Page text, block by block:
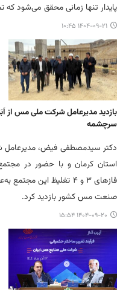
پایدار تنها زمانی محقق می‌شود
۱۴۰۴-۰۹-۲۱ ۱۰:۴۵
سرچشمه
دکتر سیدمصطفی فیض، مدیرعامل
استان کرمان و با حضور در
فازهای ۳ و ۴ تغلیظ این
صنعت مس کشور بازدید کرد.
۱۴۰۴-۰۹-۲۰ ۱۵:۵۴